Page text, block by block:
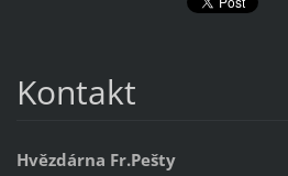
Kontakt
Hvězdárna Fr.Pešty